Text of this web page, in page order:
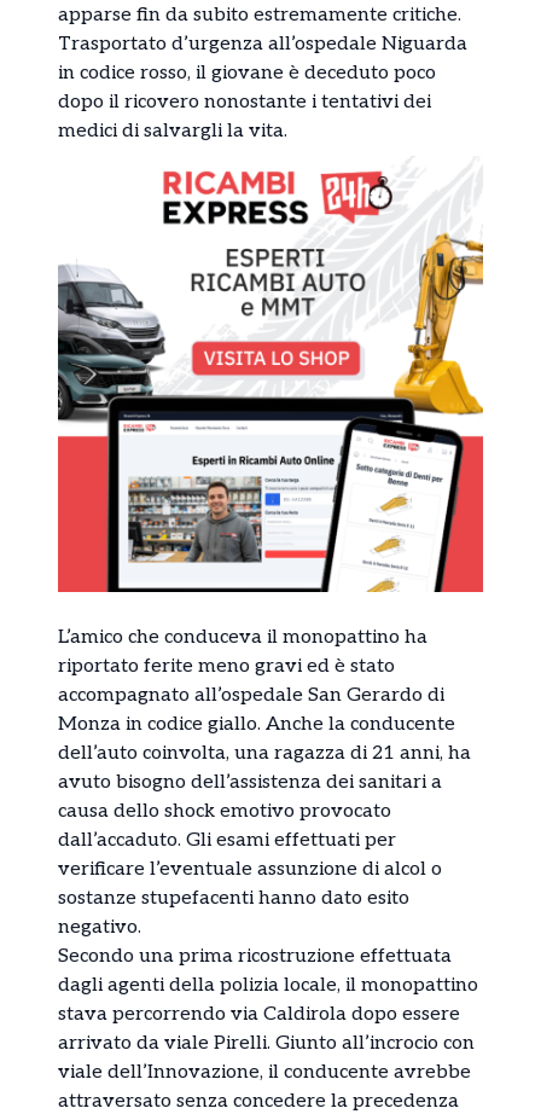
apparse fin da subito estremamente critiche.
Trasportato d’urgenza all’ospedale Niguarda
in codice rosso, il giovane è deceduto poco
dopo il ricovero nonostante i tentativi dei
medici di salvargli la vita.
L’amico che conduceva il monopattino ha
riportato ferite meno gravi ed è stato
accompagnato all’ospedale San Gerardo di
Monza in codice giallo. Anche la conducente
dell’auto coinvolta, una ragazza di 21 anni, ha
avuto bisogno dell’assistenza dei sanitari a
causa dello shock emotivo provocato
dall’accaduto. Gli esami effettuati per
verificare l’eventuale assunzione di alcol o
sostanze stupefacenti hanno dato esito
negativo.
Secondo una prima ricostruzione effettuata
dagli agenti della polizia locale, il monopattino
stava percorrendo via Caldirola dopo essere
arrivato da viale Pirelli. Giunto all’incrocio con
viale dell’Innovazione, il conducente avrebbe
attraversato senza concedere la precedenza